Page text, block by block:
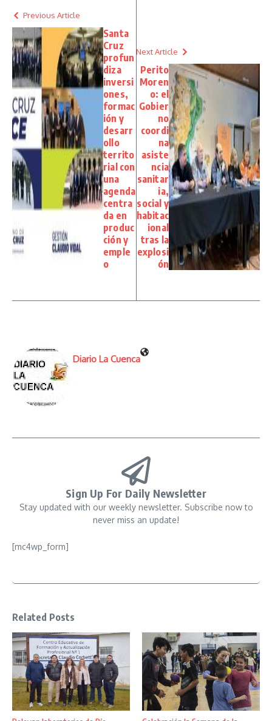
Previous Article
Santa
Cruz
profun
diza
inversi
ones,
formac
ión y
desarr
ollo
territo
rial con
una
agenda
centra
da en
produc
ción y
emple
o
Next Article
Perito
Moren
o: el
Gobier
no
coordi
na
asiste
ncia
sanitar
ia,
social y
habitac
ional
tras la
explosi
ón
Diario La Cuenca
Sign Up For Daily Newsletter
Stay updated with our weekly newsletter. Subscribe now to
never miss an update!
[mc4wp_form]
Related Posts